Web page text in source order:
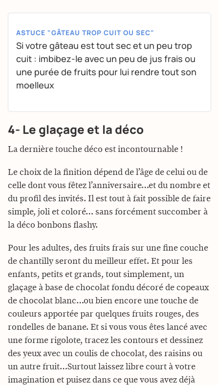
ASTUCE "GÂTEAU TROP CUIT OU SEC"
Si votre gâteau est tout sec et un peu trop
cuit : imbibez-le avec un peu de jus frais ou
une purée de fruits pour lui rendre tout son
moelleux
4- Le glaçage et la déco
La dernière touche déco est incontournable !
Le choix de la finition dépend de l’âge de celui ou de
celle dont vous fêtez l’anniversaire…et du nombre et
du profil des invités. Il est tout à fait possible de faire
simple, joli et coloré… sans forcément succomber à
la déco bonbons flashy.
Pour les adultes, des fruits frais sur une fine couche
de chantilly seront du meilleur effet. Et pour les
enfants, petits et grands, tout simplement, un
glaçage à base de chocolat fondu décoré de copeaux
de chocolat blanc…ou bien encore une touche de
couleurs apportée par quelques fruits rouges, des
rondelles de banane. Et si vous vous êtes lancé avec
une forme rigolote, tracez les contours et dessinez
des yeux avec un coulis de chocolat, des raisins ou
un autre fruit…Surtout laissez libre court à votre
imagination et puisez dans ce que vous avez déjà